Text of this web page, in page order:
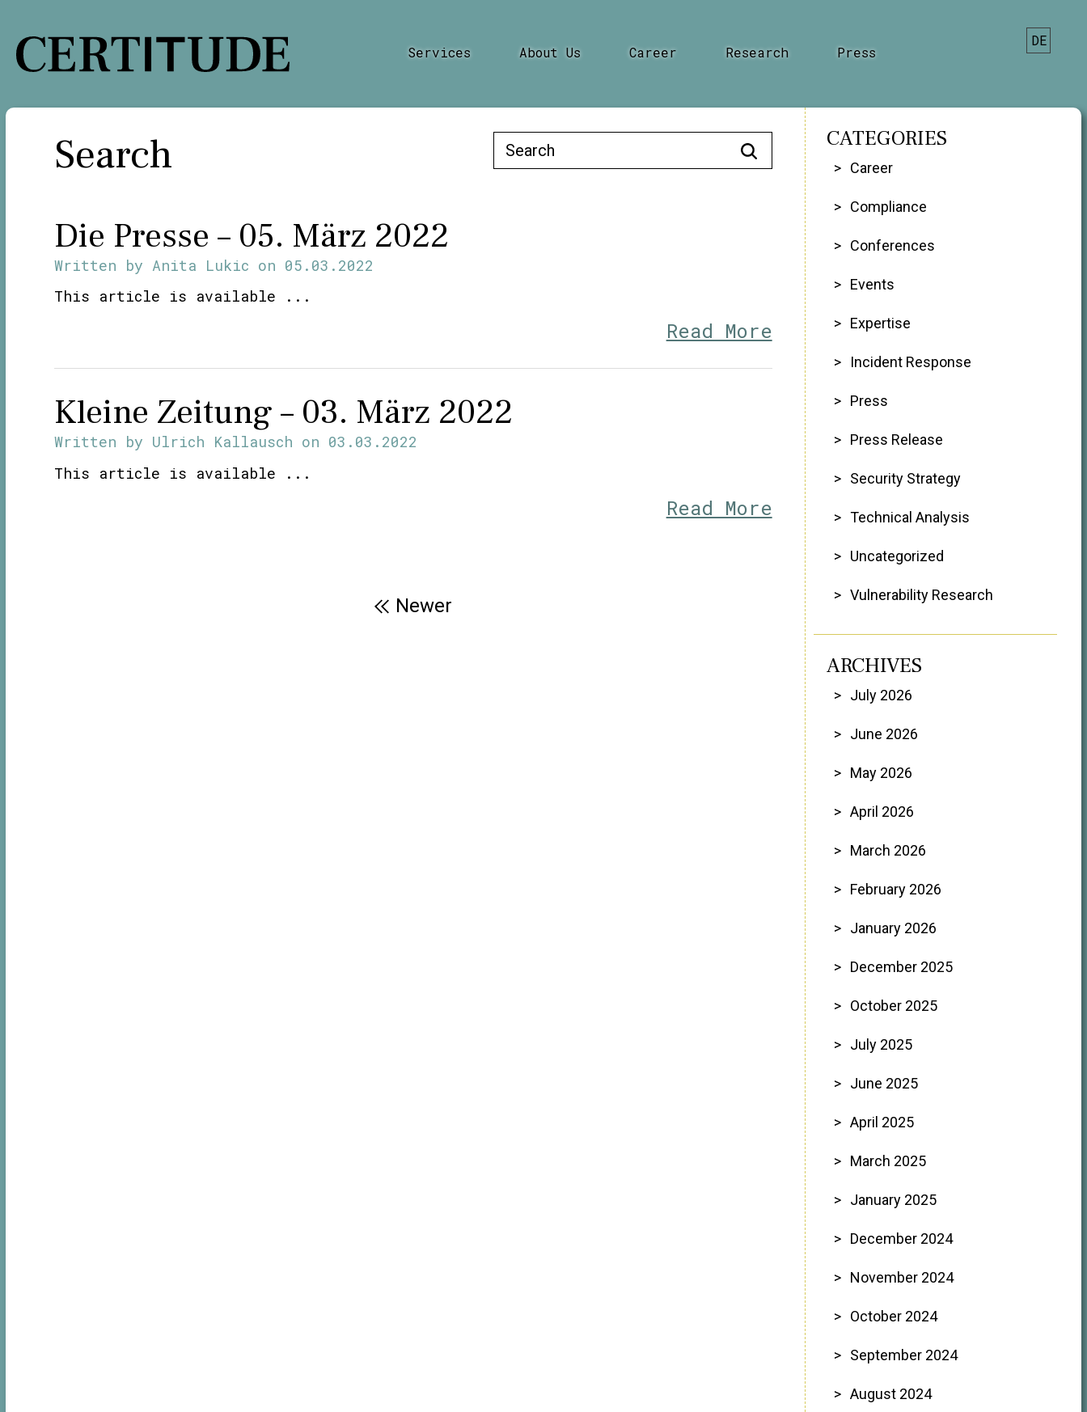
content
Services About Us Career Research Press
DE
Search
Search
for:
Die Presse – 05. März 2022
Written by Anita Lukic on 05.03.2022
This article is available ...
Read More
Kleine Zeitung – 03. März 2022
Written by Ulrich Kallausch on 03.03.2022
This article is available ...
Read More
Newer
CATEGORIES
Career
Compliance
Conferences
Events
Expertise
Incident Response
Press
Press Release
Security Strategy
Technical Analysis
Uncategorized
Vulnerability Research
ARCHIVES
July 2026
June 2026
May 2026
April 2026
March 2026
February 2026
January 2026
December 2025
October 2025
July 2025
June 2025
April 2025
March 2025
January 2025
December 2024
November 2024
October 2024
September 2024
August 2024